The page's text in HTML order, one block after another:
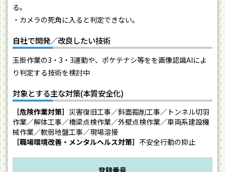
る。
・カメラの死角に入ると判定できない。
自社で開発／改良したい技術
玉掛作業の3・3・3運動や、ポケテナシ等をを画像認識AIによ
り判定する技術を検討中
対象とする主な対策(本質安全化)
［危険作業対策］ 災害復旧工事／斜面掘削工事／トンネル切羽
作業／解体工事／橋梁点検作業／外壁点検作業／車両系建設機
械作業／軟弱地盤工事／現場溶接
［職場環境改善・メンタルヘルス対策］ 不安全行動の抑止
登録番号